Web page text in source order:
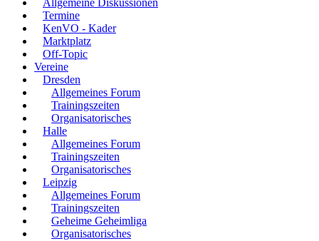
Allgemeine Diskussionen
Termine
KenVO - Kader
Marktplatz
Off-Topic
Vereine
Dresden
Allgemeines Forum
Trainingszeiten
Organisatorisches
Halle
Allgemeines Forum
Trainingszeiten
Organisatorisches
Leipzig
Allgemeines Forum
Trainingszeiten
Geheime Geheimliga
Organisatorisches